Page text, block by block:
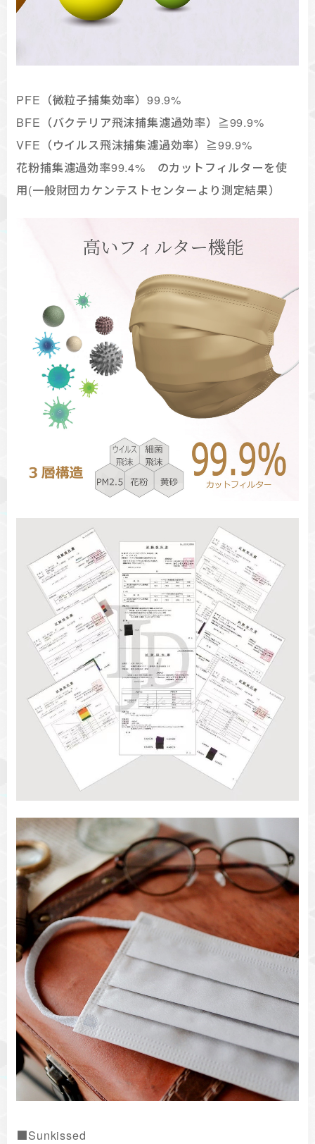
PFE（微粒子捕集効率）99.9%
BFE（バクテリア飛沫捕集濾過効率）≧99.9%
VFE（ウイルス飛沫捕集濾過効率）≧99.9%
花粉捕集濾過効率99.4% のカットフィルターを使
用(一般財団カケンテストセンターより測定結果）
■Sunkissed